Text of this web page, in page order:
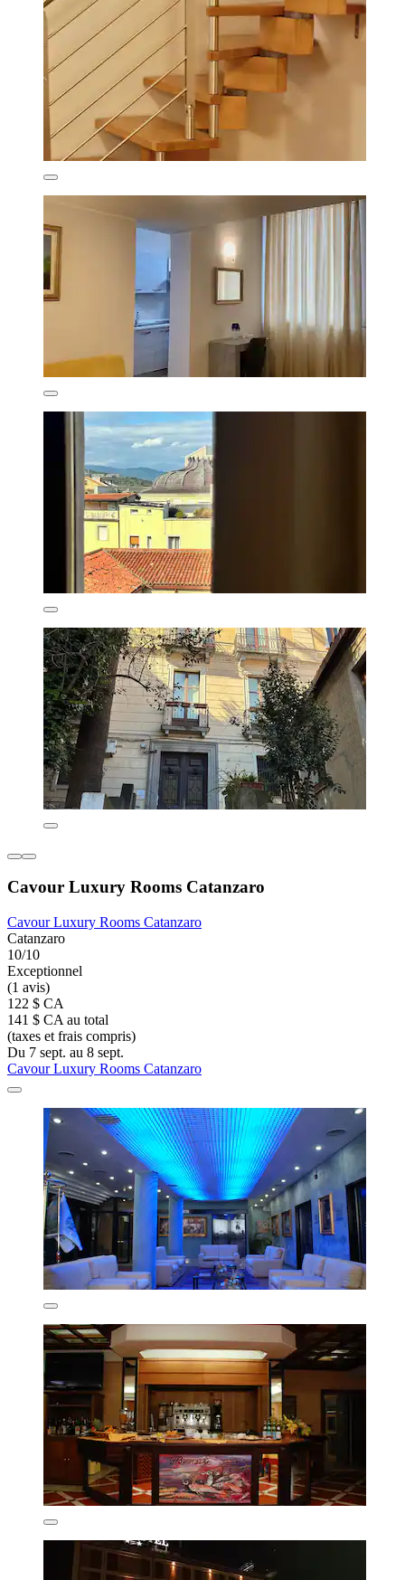
Cavour Luxury Rooms Catanzaro
Cavour Luxury Rooms Catanzaro
Catanzaro
10/10
Exceptionnel
(1 avis)
122 $ CA
141 $ CA au total
(taxes et frais compris)
Du 7 sept. au 8 sept.
Cavour Luxury Rooms Catanzaro